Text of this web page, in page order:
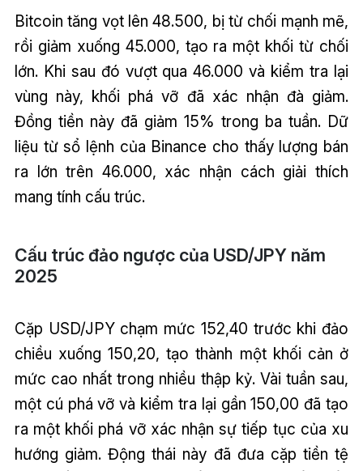
Bitcoin tăng vọt lên 48.500, bị từ chối mạnh mẽ,
rồi giảm xuống 45.000, tạo ra một khối từ chối
lớn. Khi sau đó vượt qua 46.000 và kiểm tra lại
vùng này, khối phá vỡ đã xác nhận đà giảm.
Đồng tiền này đã giảm 15% trong ba tuần. Dữ
liệu từ sổ lệnh của Binance cho thấy lượng bán
ra lớn trên 46.000, xác nhận cách giải thích
mang tính cấu trúc.
Cấu trúc đảo ngược của USD/JPY năm
2025
Cặp USD/JPY chạm mức 152,40 trước khi đảo
chiều xuống 150,20, tạo thành một khối cản ở
mức cao nhất trong nhiều thập kỷ. Vài tuần sau,
một cú phá vỡ và kiểm tra lại gần 150,00 đã tạo
ra một khối phá vỡ xác nhận sự tiếp tục của xu
hướng giảm. Động thái này đã đưa cặp tiền tệ